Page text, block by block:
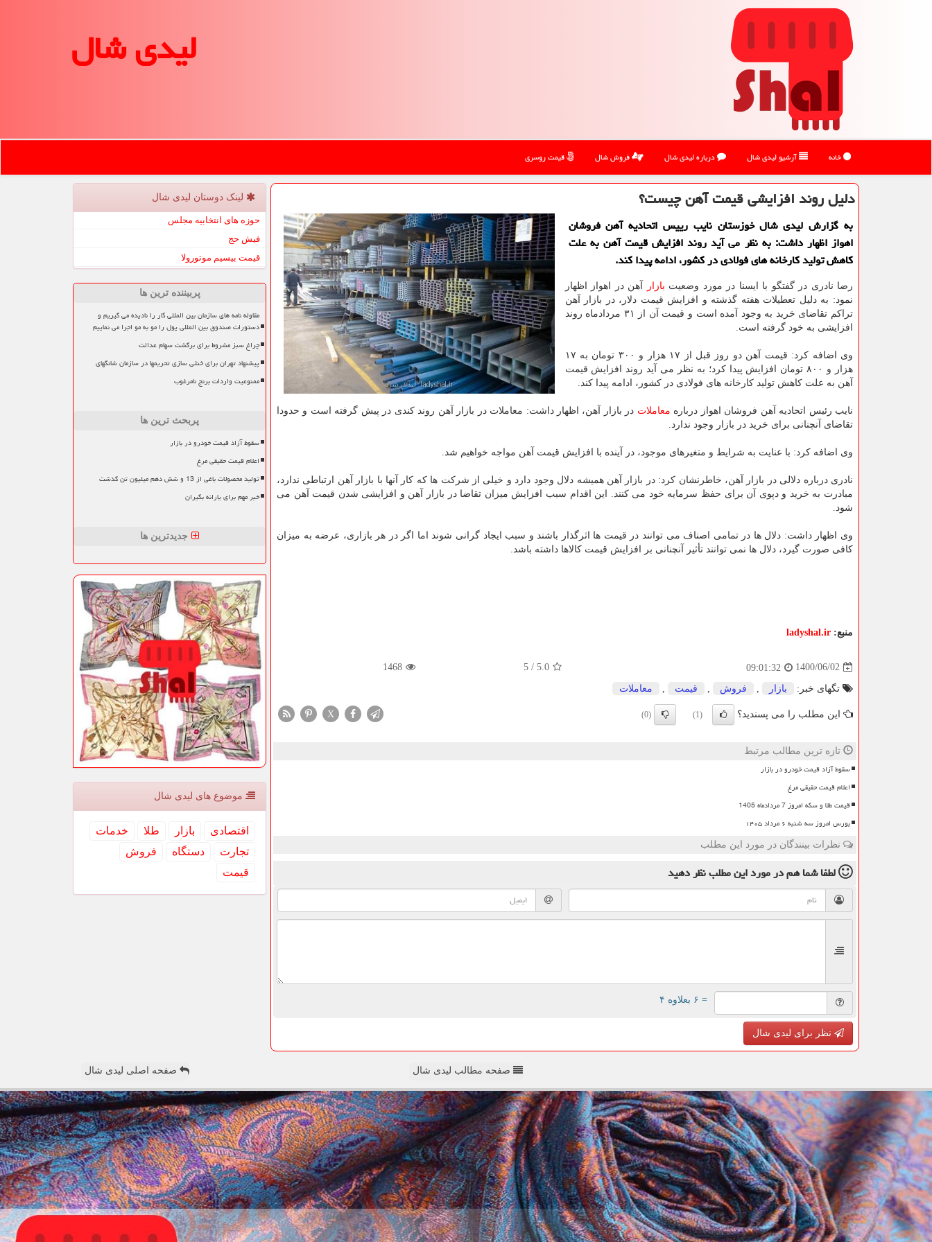
لیدی شال
خانه آرشیو لیدی شال درباره لیدی شال فروش شال قیمت روسری
دلیل روند افزایشی قیمت آهن چیست؟
به گزارش لیدی شال خوزستان نایب رییس اتحادیه آهن فروشان
اهواز اظهار داشت: به نظر می آید روند افزایش قیمت آهن به علت
کاهش تولید کارخانه های فولادی در کشور، ادامه پیدا کند.
رضا نادری در گفتگو با ایسنا در مورد وضعیت بازار
آهن در اهواز اظهار
نمود: به دلیل تعطیلات هفته گذشته و افزایش قیمت دلار، در بازار آهن
تراکم تقاضای خرید به وجود آمده است و قیمت آن از ۳۱ مردادماه روند
افزایشی به خود گرفته است.
وی اضافه کرد: قیمت آهن دو روز قبل از ۱۷ هزار و ۳۰۰ تومان به ۱۷
هزار و ۸۰۰ تومان افزایش پیدا کرد؛ به نظر می آید روند افزایش قیمت
آهن به علت کاهش تولید کارخانه های فولادی در کشور، ادامه پیدا کند.
نایب رئیس اتحادیه آهن فروشان اهواز درباره معاملات در بازار آهن، اظهار داشت: معاملات در بازار آهن روند کندی در پیش گرفته است و حدودا
تقاضای آنچنانی برای خرید در بازار وجود ندارد.
وی اضافه کرد: با عنایت به شرایط و متغیرهای موجود، در آینده با افزایش قیمت آهن مواجه خواهیم شد.
نادری درباره دلالی در بازار آهن، خاطرنشان کرد: در بازار آهن همیشه دلال وجود دارد و خیلی از شرکت ها که کار آنها با بازار آهن ارتباطی ندارد،
مبادرت به خرید و دپوی آن برای حفظ سرمایه خود می کنند. این اقدام سبب افزایش میزان تقاضا در بازار آهن و افزایشی شدن قیمت آهن می
شود.
وی اظهار داشت: دلال ها در تمامی اصناف می توانند در قیمت ها اثرگذار باشند و سبب ایجاد گرانی شوند اما اگر در هر بازاری، عرضه به میزان
کافی صورت گیرد، دلال ها نمی توانند تأثیر آنچنانی بر افزایش قیمت کالاها داشته باشد.
منبع: ladyshal.ir
1400/06/02
09:01:32
5.0
/
5
1468
تگهای خبر: بازار فروش قیمت معاملات
این مطلب را می پسندید؟ (1)
(0)
X
تازه ترین مطالب مرتبط
سقوط آزاد قیمت خودرو در بازار
اعلام قیمت حقیقی مرغ
قیمت طلا و سکه امروز 7 مردادماه 1405
بورس امروز سه شنبه ۶ مرداد ۱۴۰۵
نظرات بینندگان در مورد این مطلب
لطفا شما همدر مورد این مطلبنظر دهید
= ۶ بعلاوه ۴
نظر برای لیدی شال
لینک دوستان لیدی شال
حوزه های انتخابیه مجلس
فیش حج
قیمت بیسیم موتورولا
پربیننده ترین ها
مقاوله نامه های سازمان بین المللی کار را نادیده می گیریم و
دستورات صندوق بین المللی پول را مو به مو اجرا می نماییم
چراغ سبز مشروط برای برگشت سهام عدالت
پیشنهاد تهران برای خنثی سازی تحریمها در سازمان شانگهای
ممنوعیت واردات برنج نامرغوب
پربحث ترین ها
سقوط آزاد قیمت خودرو در بازار
اعلام قیمت حقیقی مرغ
تولید محصولات باغی از 13 و شش دهم میلیون تن گذشت
خبر مهم برای یارانه بگیران
جدیدترین ها
موضوع های لیدی شال
اقتصادی بازار طلا
خدمات
تجارت
دستگاه
فروش
قیمت
صفحه مطالب لیدی شال صفحه اصلی لیدی شال